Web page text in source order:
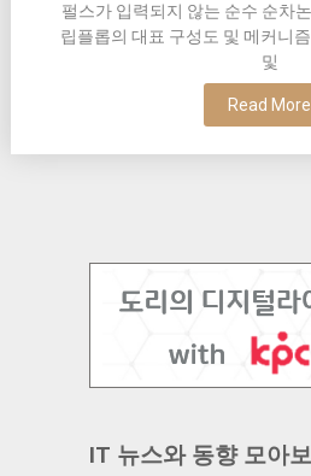
펄스가 입력되지 않는 순수 순차
립플롭의 대표 구성도 및 메커니
및
Read More
IT 뉴스와 동향 모아보